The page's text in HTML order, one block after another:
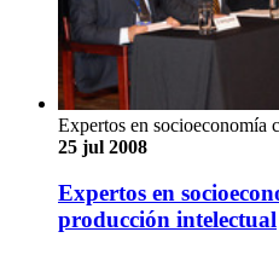
Expertos en socioeconomía
25 jul 2008
Expertos en
producción intelectual